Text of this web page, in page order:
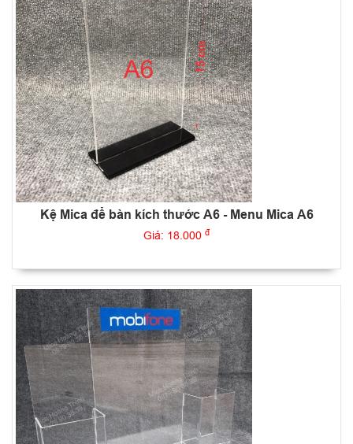
Kệ Mica để bàn kích thước A6 - Menu Mica A6
Giá: 18.000 đ